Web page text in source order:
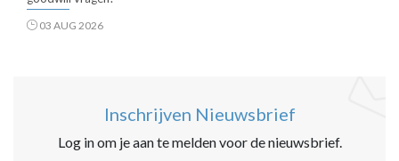
03 AUG 2026
Inschrijven Nieuwsbrief
Log in om je aan te melden voor de nieuwsbrief.